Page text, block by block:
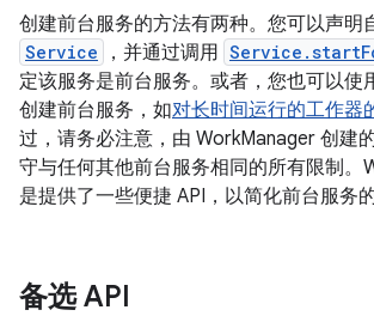
创建前台服务的方法有两种。您可以声明
Service ，并通过调用
定该服务是前台服务。或者，您也可以使
创建前台服务，如对长时间运行的工作器
过，请务必注意，由 WorkManager 创建
守与任何其他前台服务相同的所有限制。
是提供了一些便捷 API，以简化前台服务的
备选 API